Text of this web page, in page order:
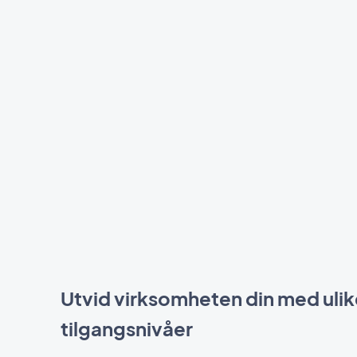
Utvid virksomheten din med
tilgangsnivåer